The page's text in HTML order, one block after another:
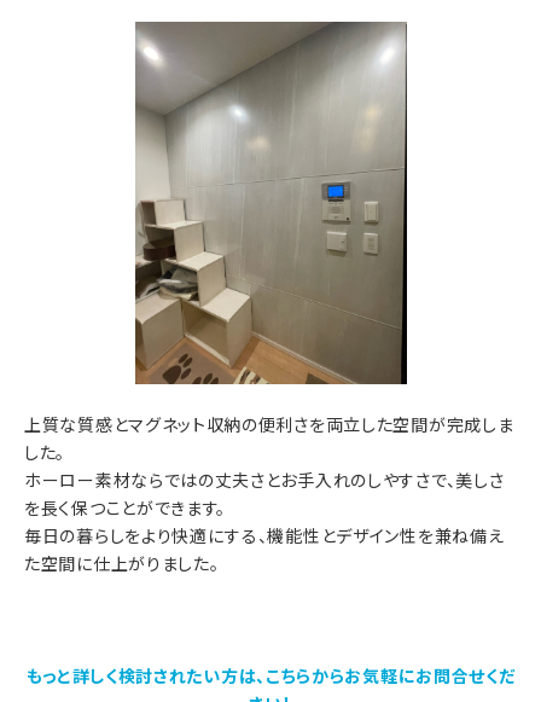
上質な質感とマグネット収納の便利さを両立した空間が完成しま
した。
ホーロー素材ならではの丈夫さとお手入れのしやすさで、美しさ
を長く保つことができます。
毎日の暮らしをより快適にする、機能性とデザイン性を兼ね備え
た空間に仕上がりました。
もっと詳しく検討されたい方は、こちらからお気軽にお問合せくだ